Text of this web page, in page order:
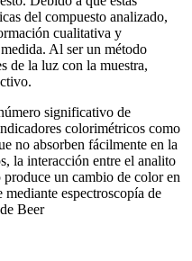
del compuesto analizado,
cualitativa y
Al ser un método
de la luz con la muestra,
significativo de
colorimétricos como
no absorben fácilmente en la
la interacción entre el analito
un cambio de color en
espectroscopía de
Beer